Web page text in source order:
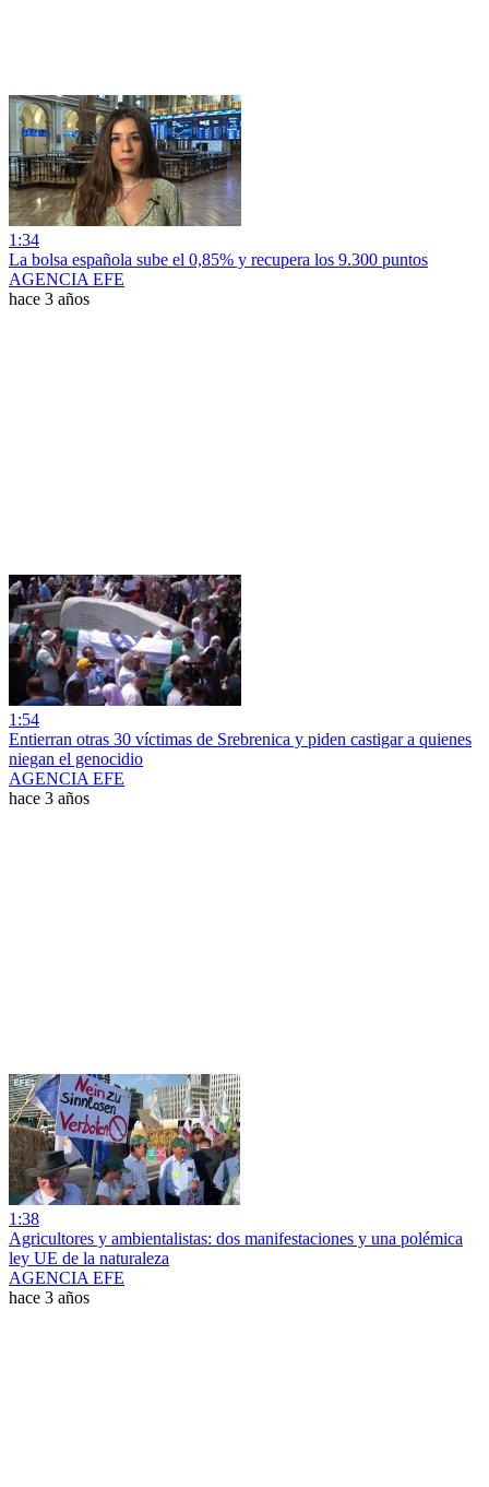
1:34
La bolsa española sube el 0,85% y recupera los 9.300 puntos
AGENCIA EFE
hace 3 años
1:54
Entierran otras 30 víctimas de Srebrenica y piden castigar a quienes
niegan el genocidio
AGENCIA EFE
hace 3 años
1:38
Agricultores y ambientalistas: dos manifestaciones y una polémica
ley UE de la naturaleza
AGENCIA EFE
hace 3 años